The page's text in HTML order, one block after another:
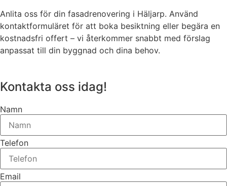
Anlita oss för din fasadrenovering i Häljarp. Använd
kontaktformuläret för att boka besiktning eller begära en
kostnadsfri offert – vi återkommer snabbt med förslag
anpassat till din byggnad och dina behov.
Kontakta oss idag!
Namn
Telefon
Email